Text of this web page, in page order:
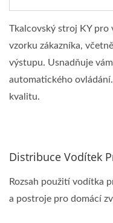
Tkalcovský stroj KY pro
vzorku zákazníka,
výstupu. Usnadňuje
automatického
kvalitu.
Distribuce Vodítek
Rozsah použití vodítka
a postroje pro domácí